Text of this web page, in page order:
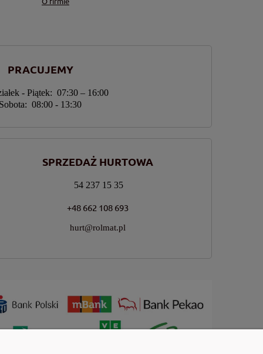
PRACUJEMY
- Piątek: 07:30 – 16:00
08:00 - 13:30
SPRZEDAŻ HURTOWA
54 237 15 35
+48 662 108 693
hurt@rolmat.pl